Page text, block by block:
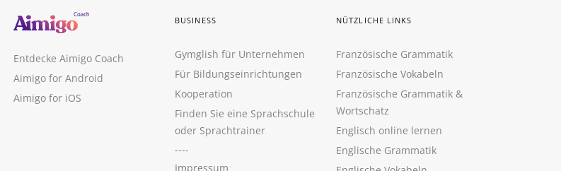
Entdecke Aimigo Coach
Aimigo for Android
Aimigo for iOS
BUSINESS
Gymglish für Unternehmen
Für Bildungseinrichtungen
Kooperation
Finden Sie eine Sprachschule
oder Sprachtrainer
----
Impressum
NÜTZLICHE LINKS
Französische Grammatik
Französische Vokabeln
Französische Grammatik &
Wortschatz
Englisch online lernen
Englische Grammatik